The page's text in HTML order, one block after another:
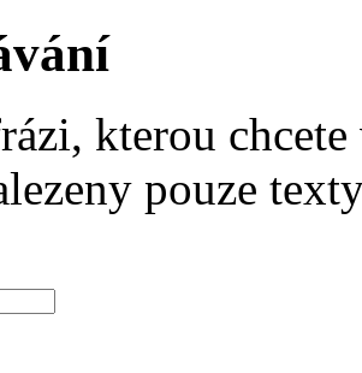
kterou
pouze